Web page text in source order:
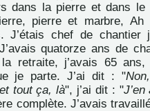
dans la pierre et dans
pierre et marbre, Ah
J’étais chef de chantier
quatorze ans de
retraite, j’avais 65
je parte. J’ai dit : "
tout ça, là", j’ai dit : "
complète. J’avais